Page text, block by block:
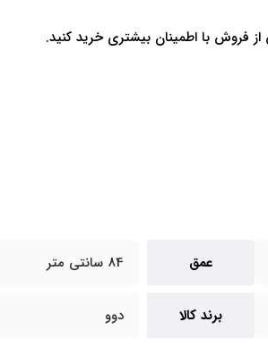
از فروش با اطمینان بیشتری خرید کنید.
عمق 84 سانتی متر
برند کالا دوو